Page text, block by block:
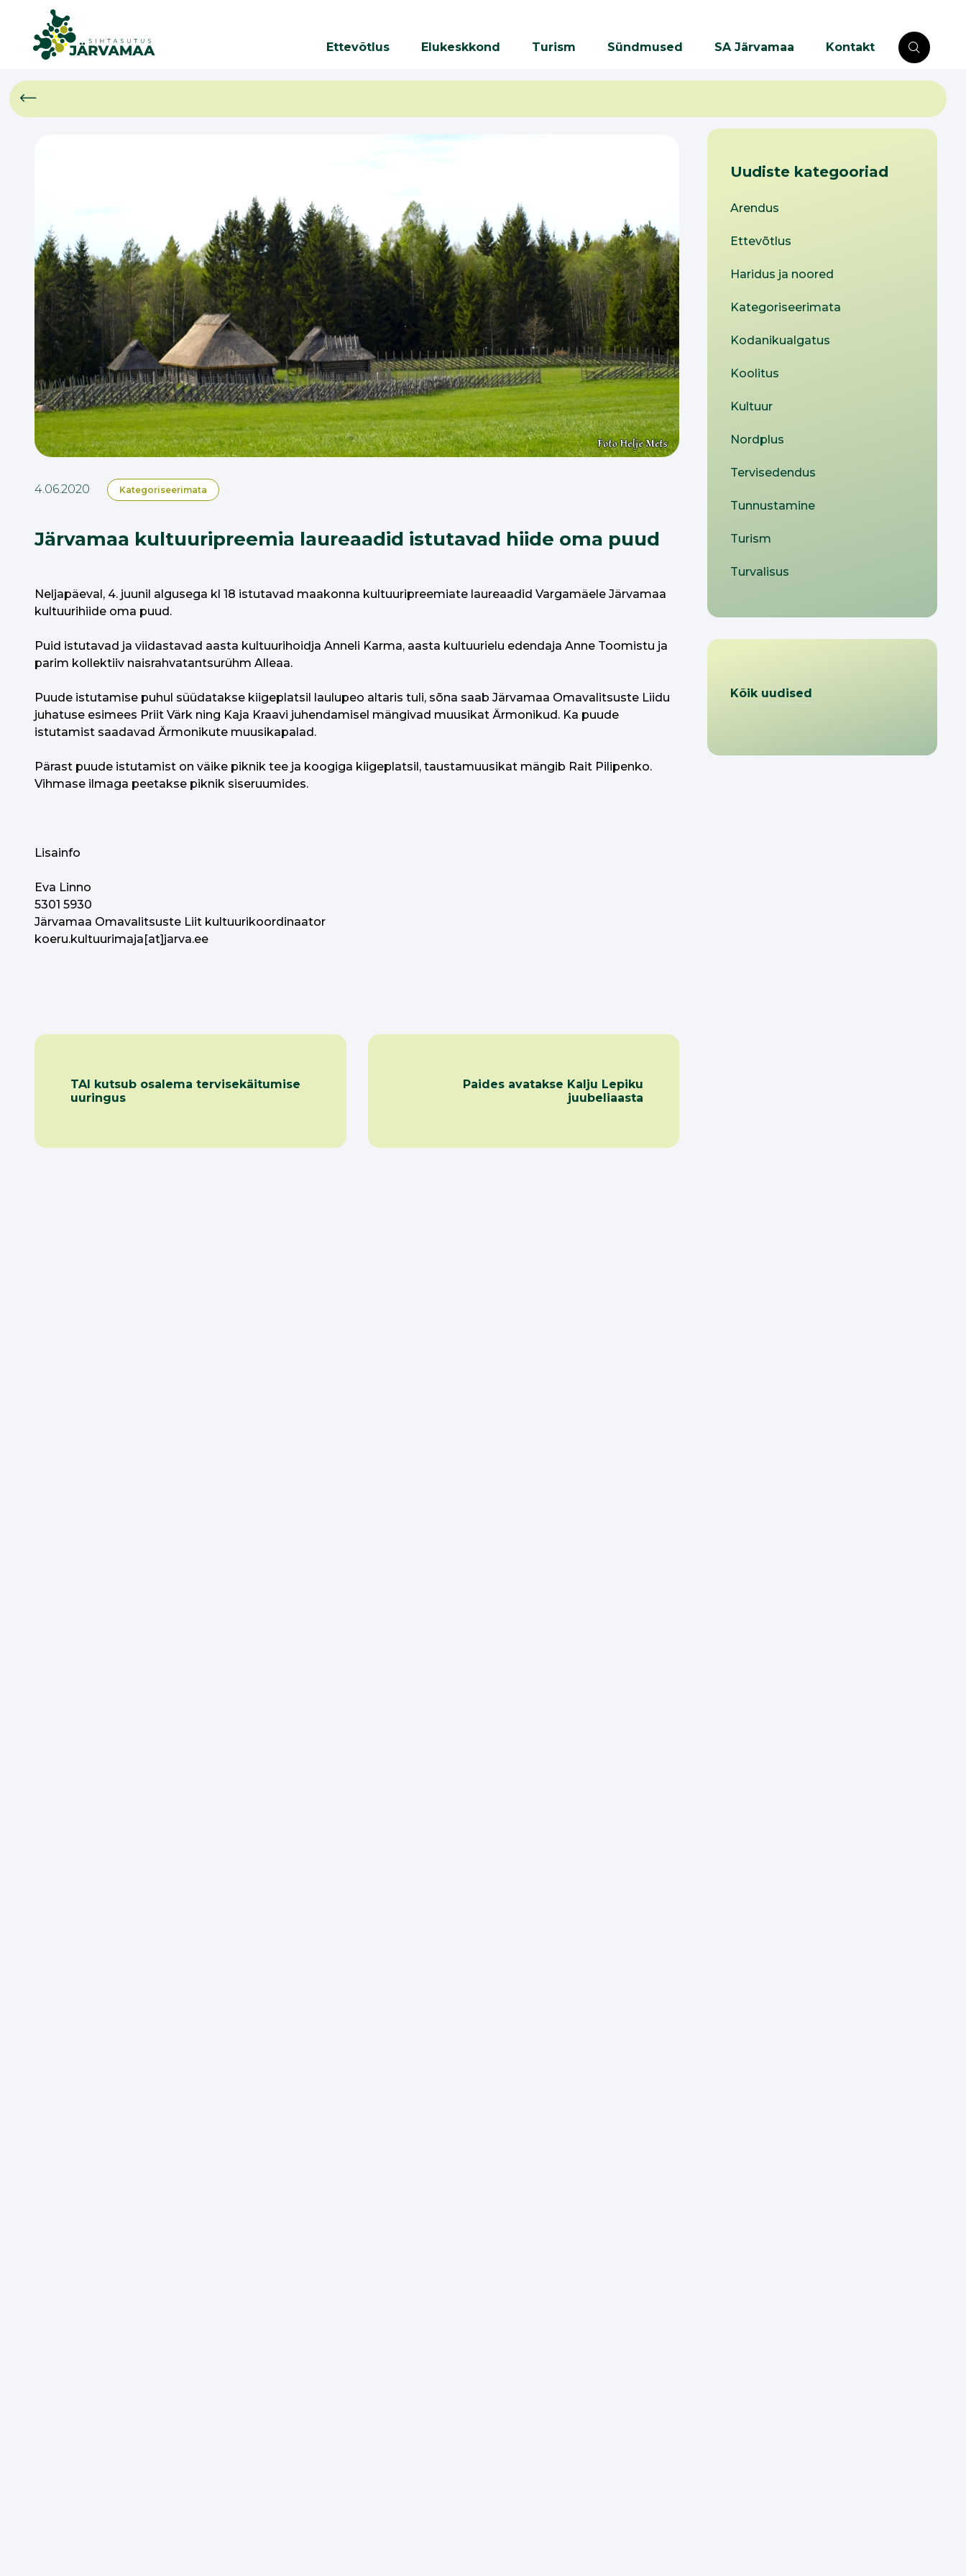
Ettevõtlus Elukeskkond Turism Sündmused SA Järvamaa Kontakt
4.06.2020 Kategoriseerimata
Järvamaa kultuuripreemia laureaadid istutavad hiide oma puud
Neljapäeval, 4. juunil algusega kl 18 istutavad maakonna kultuuripreemiate laureaadid Vargamäele Järvamaa
kultuurihiide oma puud.
Puid istutavad ja viidastavad aasta kultuurihoidja Anneli Karma, aasta kultuurielu edendaja Anne Toomistu ja
parim kollektiiv naisrahvatantsurühm Alleaa.
Puude istutamise puhul süüdatakse kiigeplatsil laulupeo altaris tuli, sõna saab Järvamaa Omavalitsuste Liidu
juhatuse esimees Priit Värk ning Kaja Kraavi juhendamisel mängivad muusikat Ärmonikud. Ka puude
istutamist saadavad Ärmonikute muusikapalad.
Pärast puude istutamist on väike piknik tee ja koogiga kiigeplatsil, taustamuusikat mängib Rait Pilipenko.
Vihmase ilmaga peetakse piknik siseruumides.
Lisainfo
Eva Linno
5301 5930
Järvamaa Omavalitsuste Liit kultuurikoordinaator
koeru.kultuurimaja[at]jarva.ee
TAI kutsub osalema tervisekäitumise
uuringus
Paides avatakse Kalju Lepiku
juubeliaasta
Uudiste kategooriad
Arendus
Ettevõtlus
Haridus ja noored
Kategoriseerimata
Kodanikualgatus
Koolitus
Kultuur
Nordplus
Tervisedendus
Tunnustamine
Turism
Turvalisus
Kõik uudised